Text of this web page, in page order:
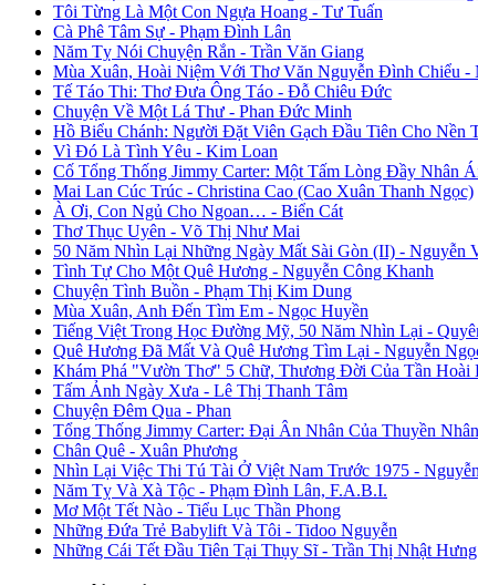
Tôi Từng Là Một Con Ngựa Hoang - Tư Tuấn
Cà Phê Tâm Sự - Phạm Đình Lân
Năm Tỵ Nói Chuyện Rắn - Trần Văn Giang
Mùa Xuân, Hoài Niệm Với Thơ Văn Nguyễn Đình Chiểu -
Tế Táo Thi: Thơ Đưa Ông Táo - Đỗ Chiêu Đức
Chuyện Về Một Lá Thư - Phan Đức Minh
Hồ Biểu Chánh: Người Đặt Viên Gạch Đầu Tiên Cho
Vì Đó Là Tình Yêu - Kim Loan
Cố Tổng Thống Jimmy Carter: Một Tấm Lòng Đầy Nhân
Mai Lan Cúc Trúc - Christina Cao (Cao Xuân Thanh Ngọc)
À Ơi, Con Ngủ Cho Ngoan… - Biển Cát
Thơ Thục Uyên - Võ Thị Như Mai
50 Năm Nhìn Lại Những Ngày Mất Sài Gòn (II) - Nguyễn
Tình Tự Cho Một Quê Hương - Nguyễn Công Khanh
Chuyện Tình Buồn - Phạm Thị Kim Dung
Mùa Xuân, Anh Đến Tìm Em - Ngọc Huyền
Tiếng Việt Trong Học Đường Mỹ, 50 Năm Nhìn Lại -
Quê Hương Đã Mất Và Quê Hương Tìm Lại - Nguyễn
Khám Phá "Vườn Thơ" 5 Chữ, Thương Đời Của Tần Hoài
Tấm Ảnh Ngày Xưa - Lê Thị Thanh Tâm
Chuyện Đêm Qua - Phan
Tổng Thống Jimmy Carter: Đại Ân Nhân Của Thuyền
Chân Quê - Xuân Phương
Nhìn Lại Việc Thi Tú Tài Ở Việt Nam Trước 1975 -
Năm Tỵ Và Xà Tộc - Phạm Đình Lân, F.A.B.I.
Mơ Một Tết Nào - Tiểu Lục Thần Phong
Những Đứa Trẻ Babylift Và Tôi - Tidoo Nguyễn
Những Cái Tết Đầu Tiên Tại Thụy Sĩ - Trần Thị Nhật Hưng